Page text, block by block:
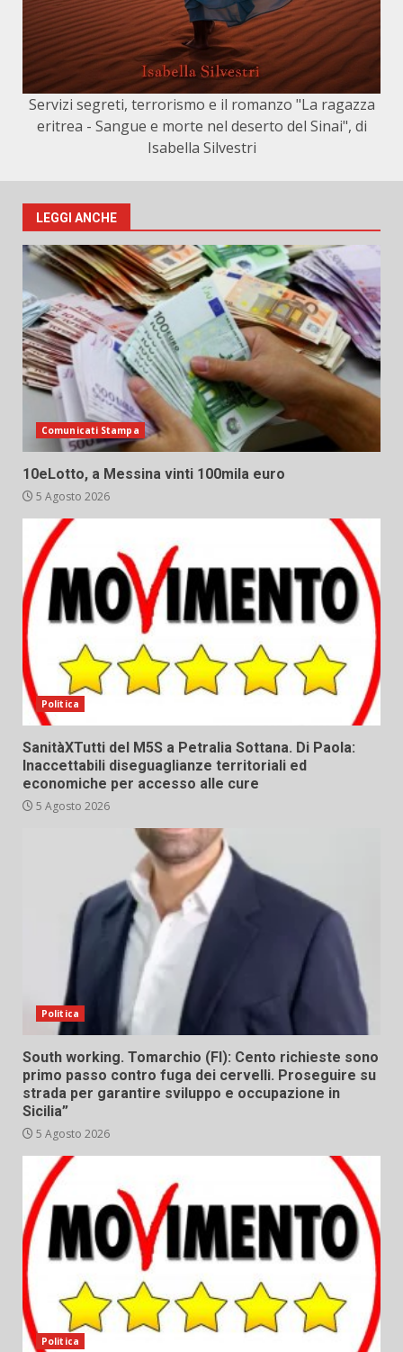
Servizi segreti, terrorismo e il romanzo "La ragazza
eritrea - Sangue e morte nel deserto del Sinai", di
Isabella Silvestri
LEGGI ANCHE
Comunicati Stampa
10eLotto, a Messina vinti 100mila euro
5 Agosto 2026
Politica
SanitàXTutti del M5S a Petralia Sottana. Di Paola:
Inaccettabili diseguaglianze territoriali ed
economiche per accesso alle cure
5 Agosto 2026
Politica
South working. Tomarchio (FI): Cento richieste sono
primo passo contro fuga dei cervelli. Proseguire su
strada per garantire sviluppo e occupazione in
Sicilia”
5 Agosto 2026
Politica